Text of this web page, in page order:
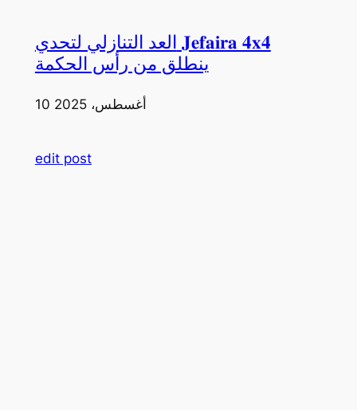
العد التنازلي لتحدي 𝐉𝐞𝐟𝐚𝐢𝐫𝐚 𝟒𝐱𝟒
ينطلق من رأس الحكمة
10 أغسطس، 2025
edit post